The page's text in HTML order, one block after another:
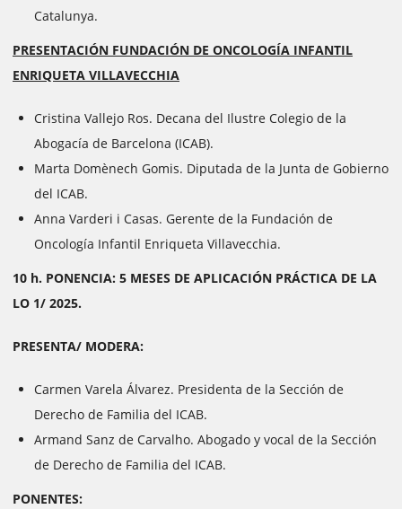
Catalunya.
PRESENTACIÓN FUNDACIÓN DE ONCOLOGÍA INFANTIL
ENRIQUETA VILLAVECCHIA
Cristina Vallejo Ros. Decana del Ilustre Colegio de la
Abogacía de Barcelona (ICAB).
Marta Domènech Gomis. Diputada de la Junta de Gobierno
del ICAB.
Anna Varderi i Casas. Gerente de la Fundación de
Oncología Infantil Enriqueta Villavecchia.
10 h. PONENCIA: 5 MESES DE APLICACIÓN PRÁCTICA DE LA
LO 1/ 2025.
PRESENTA/ MODERA:
Carmen Varela Álvarez. Presidenta de la Sección de
Derecho de Familia del ICAB.
Armand Sanz de Carvalho. Abogado y vocal de la Sección
de Derecho de Familia del ICAB.
PONENTES: